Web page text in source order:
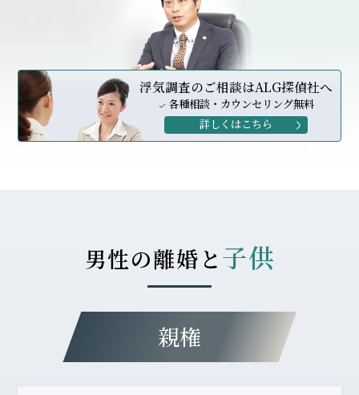
浮気調査のご相談はALG探偵社へ
各種相談・カウンセリング無料
詳しくはこちら
男性の離婚と子供
親権